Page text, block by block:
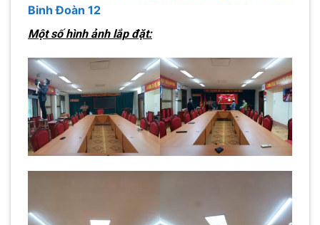
Binh Đoàn 12
Một số hình ảnh lắp đặt: